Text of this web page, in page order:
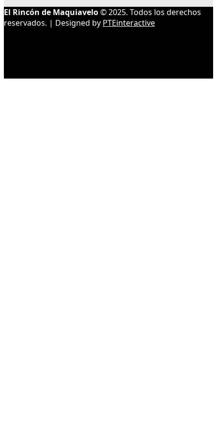
El Rincón de Maquiavelo© 2025. Todos los derechos
reservados. | Designed by PTEinteractive